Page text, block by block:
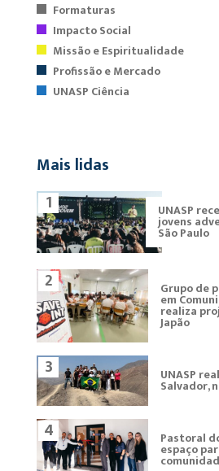
Formaturas
Impacto Social
Missão e Espiritualidade
Profissão e Mercado
UNASP Ciência
Mais lidas
1
UNASP
jovens
São Paulo
2 Grupo de
em
realiza
Japão
3 UNASP
Salvador,
4 Pastoral
espaço